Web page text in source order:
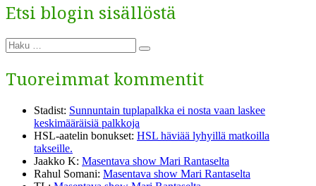
Etsi blogin sisällöstä
Etsi:
Haku
Tuoreimmat kommentit
Stadist: Sunnuntain tuplapalkka ei nosta vaan laskee
keskimääräisiä palkkoja
HSL-aatelin bonukset: HSL häviää lyhyillä matkoilla
takseille.
Jaakko K: Masentava show Mari Rantaselta
Rahul Somani: Masentava show Mari Rantaselta